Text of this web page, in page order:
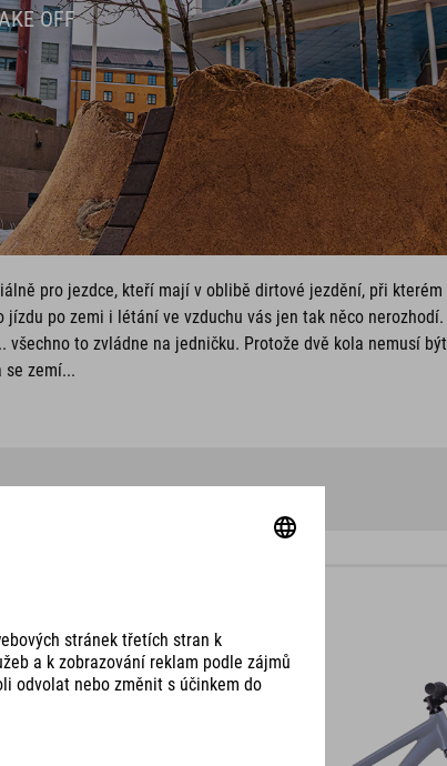
OFF
pro jezdce, kteří mají v oblibě dirtové jezdění, při kterém
po zemi i létání ve vzduchu vás jen tak něco nerozhodí.
to zvládne na jedničku. Protože dvě kola nemusí být
se zemí...
DKK